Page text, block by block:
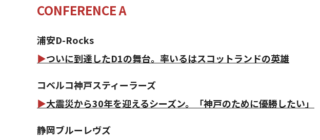
CONFERENCE A
浦安D-Rocks
▶ついに到達したD1の舞台。率いるはスコットランドの英雄
コベルコ神戸スティーラーズ
▶大震災から30年を迎えるシーズン。「神戸のために優勝したい」
静岡ブルーレヴズ